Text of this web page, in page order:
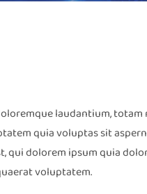
laudantium,
quia voluptas sit
dolorem ipsum quia
voluptatem.